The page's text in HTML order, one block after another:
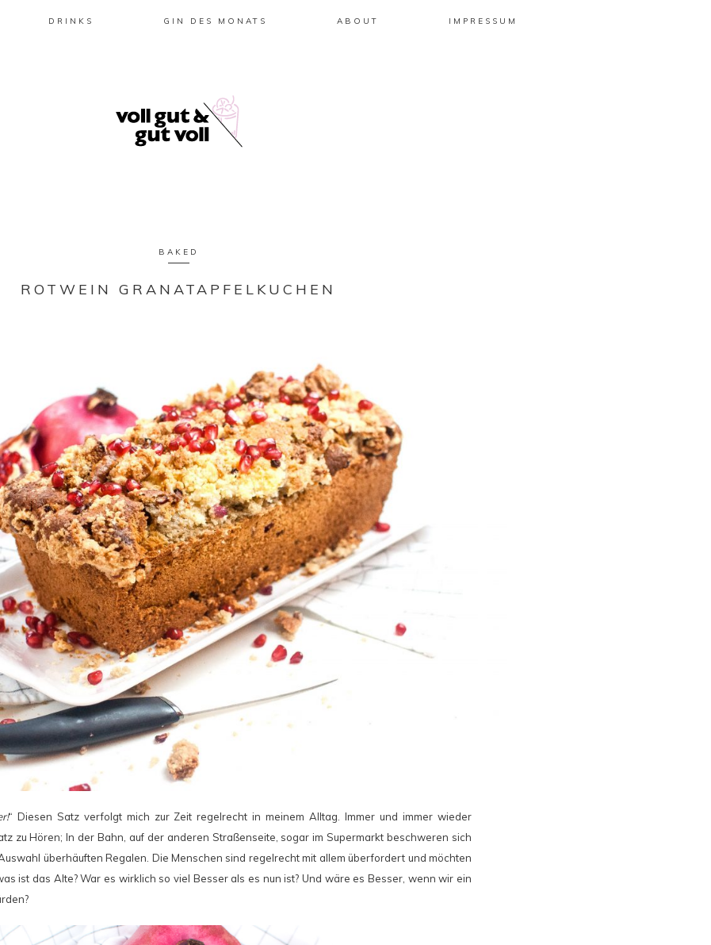
DRINKS GIN DES MONATS ABOUT IMPRESSUM
BAKED
ROTWEIN GRANATAPFELKUCHEN
“ Diesen Satz verfolgt mich zur Zeit regelrecht in meinem Alltag. Immer und immer wieder
zu Hören; In der Bahn, auf der anderen Straßenseite, sogar im Supermarkt beschweren sich
überhäuften Regalen. Die Menschen sind regelrecht mit allem überfordert und möchten
ist das Alte? War es wirklich so viel Besser als es nun ist? Und wäre es Besser, wenn wir ein